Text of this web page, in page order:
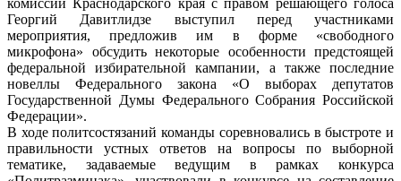
комиссии Краснодарского края с правом решающего голоса
Георгий Давитлидзе выступил перед участниками
мероприятия, предложив им в форме «свободного
микрофона» обсудить некоторые особенности предстоящей
федеральной избирательной кампании, а также последние
новеллы Федерального закона «О выборах депутатов
Государственной Думы Федерального Собрания Российской
Федерации».
В ходе политсостязаний команды соревновались в быстроте и
правильности устных ответов на вопросы по выборной
тематике, задаваемые ведущим в рамках конкурса